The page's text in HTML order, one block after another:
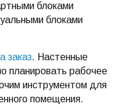
блоками
блоками
заказ. Настенные
планировать рабочее
инструментом для
помещения.